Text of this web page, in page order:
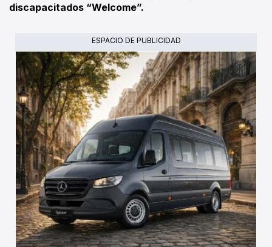
discapacitados “Welcome”.
ESPACIO DE PUBLICIDAD